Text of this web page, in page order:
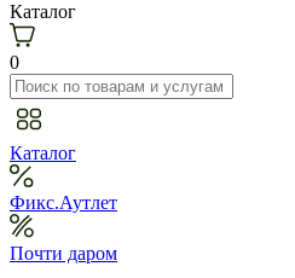
Каталог
0
Каталог
Фикс.Аутлет
Почти даром